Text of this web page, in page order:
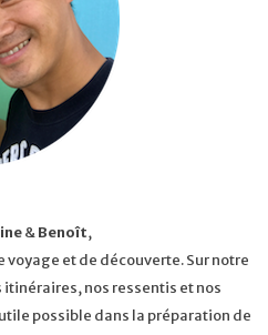
&Benoît,
voyage et de découverte. Sur notre
nos ressentis et nos
possible dans la préparation de